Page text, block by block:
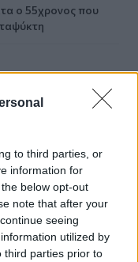
to third parties, or
information for
below opt-out
note that after your
seeing
utilized by
third parties prior to
ο 55χρονος που
τον τουρίστα με τις
Πυροσβέστες